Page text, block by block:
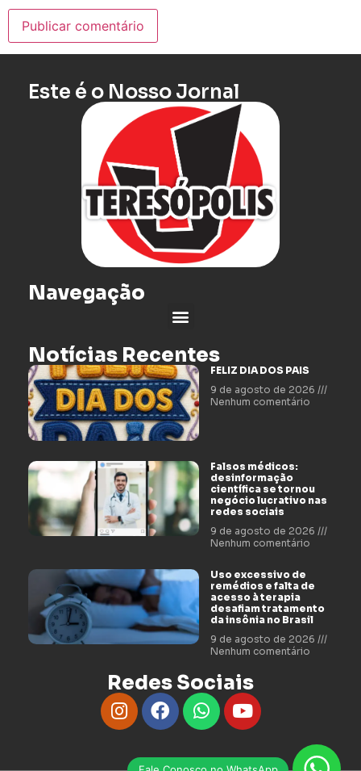
Este é o Nosso Jornal
Navegação
Notícias Recentes
FELIZ DIA DOS PAIS
9 de agosto de 2026
Nenhum comentário
Falsos médicos:
desinformação
científica se tornou
negócio lucrativo nas
redes sociais
9 de agosto de 2026
Nenhum comentário
Uso excessivo de
remédios e falta de
acesso à terapia
desafiam tratamento
da insônia no Brasil
9 de agosto de 2026
Nenhum comentário
Redes Sociais